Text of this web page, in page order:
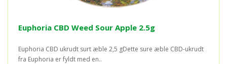
Euphoria CBD Weed Sour Apple 2.5g
Euphoria CBD ukrudt surt æble 2,5 gDette sure æble CBD-ukrudt
fra Euphoria er fyldt med en..